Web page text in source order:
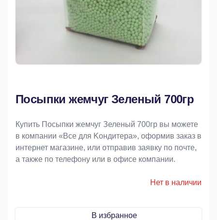
Посыпки жемчуг Зеленый 700гр
Купить Посыпки жемчуг Зеленый 700гр вы можете
в компании «Bce для Koндитeрa», оформив заказ в
интернет магазине, или отправив заявку по почте,
а также по телефону или в офисе компании.
Нет в наличии
В избранное